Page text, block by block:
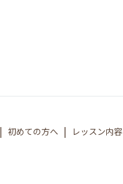
初めての方へ レッスン内容